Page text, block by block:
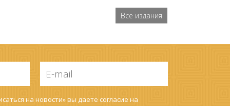
Все издания
mail
*
на новости» вы даете согласие на